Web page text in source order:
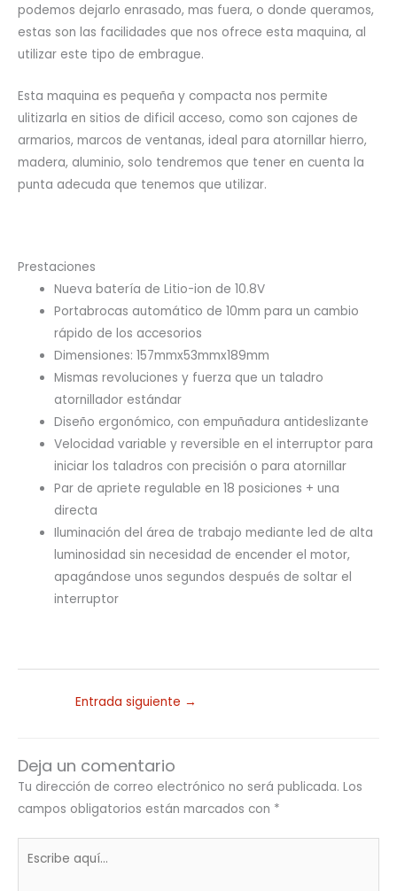
podemos dejarlo enrasado, mas fuera, o donde queramos,
estas son las facilidades que nos ofrece esta maquina, al
utilizar este tipo de embrague.
Esta maquina es pequeña y compacta nos permite
ulitizarla en sitios de dificil acceso, como son cajones de
armarios, marcos de ventanas, ideal para atornillar hierro,
madera, aluminio, solo tendremos que tener en cuenta la
punta adecuda que tenemos que utilizar.
Prestaciones
Nueva batería de Litio-ion de 10.8V
Portabrocas automático de 10mm para un cambio
rápido de los accesorios
Dimensiones: 157mmx53mmx189mm
Mismas revoluciones y fuerza que un taladro
atornillador estándar
Diseño ergonómico, con empuñadura antideslizante
Velocidad variable y reversible en el interruptor para
iniciar los taladros con precisión o para atornillar
Par de apriete regulable en 18 posiciones + una
directa
Iluminación del área de trabajo mediante led de alta
luminosidad sin necesidad de encender el motor,
apagándose unos segundos después de soltar el
interruptor
Entrada siguiente →
Deja un comentario
Tu dirección de correo electrónico no será publicada. Los
campos obligatorios están marcados con *